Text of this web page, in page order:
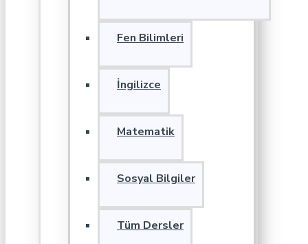
Fen Bilimleri
İngilizce
Matematik
Sosyal Bilgiler
Tüm Dersler